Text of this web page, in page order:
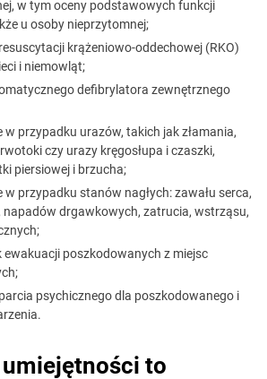
w tym oceny podstawowych funkcji
u osoby nieprzytomnej;
krążeniowo-oddechowej (RKO)
i niemowląt;
defibrylatora zewnętrznego
w przypadku urazów, takich jak złamania,
czy urazy kręgosłupa i czaszki,
piersiowej i brzucha;
przypadku stanów nagłych: zawału serca,
napadów drgawkowych, zatrucia, wstrząsu,
ewakuacji poszkodowanych z miejsc
psychicznego dla poszkodowanego i
to